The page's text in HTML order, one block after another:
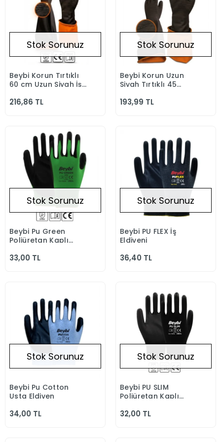
Stokta Yok
Stok Sorunuz
Beybi Korun Tırtıklı
60 cm Uzun Siyah İş
216,86 TL
Stokta Yok
Stok Sorunuz
Beybi Korun Uzun
Siyah Tırtıklı 45
Eldiven
193,99 TL
Stokta Yok
Stok Sorunuz
Beybi Pu Green
Poliüretan Kaplı
Eldiven
33,00 TL
Stokta Yok
Stok Sorunuz
Beybi PU FLEX İş
Eldiveni
36,40 TL
Stokta Yok
Stok Sorunuz
Beybi Pu Cotton
Usta Eldiven
34,00 TL
Stokta Yok
Stok Sorunuz
Beybi PU SLIM
Poliüretan Kaplı
Eldiven
32,00 TL